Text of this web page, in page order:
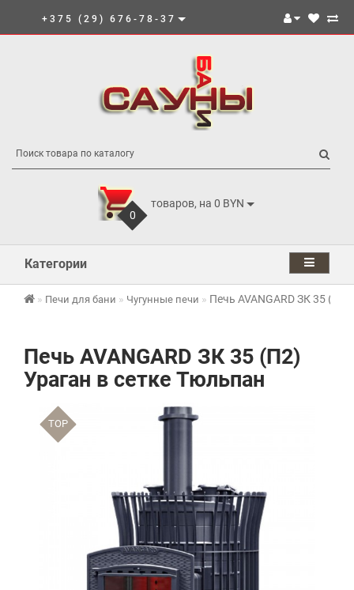
+375 (29) 676-78-37
0
товаров, на 0 BYN
Категории
Печи для бани Чугунные печи Печь AVANGARD ЗК 35
Печь AVANGARD ЗК 35 (П2)
Ураган в сетке Тюльпан
TOP